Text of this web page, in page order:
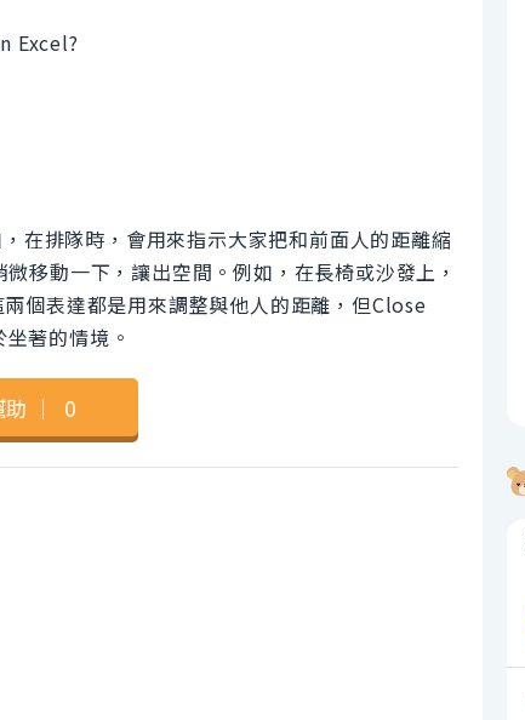
Excel?
在排隊時，會用來指示大家把和前面人的距離縮
移動一下，讓出空間。例如，在長椅或沙發上，
個表達都是用來調整與他人的距離，但Close
著的情境。
助 ｜ 0